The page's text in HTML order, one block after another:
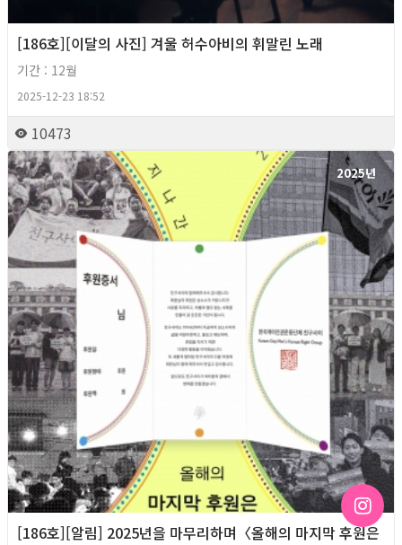
[186호][이달의 사진] 겨울 허수아비의 휘말린 노래
기간 : 12월
2025-12-23 18:52
10473
2025년
[186호][알림] 2025년을 마무리하며〈올해의 마지막 후원은